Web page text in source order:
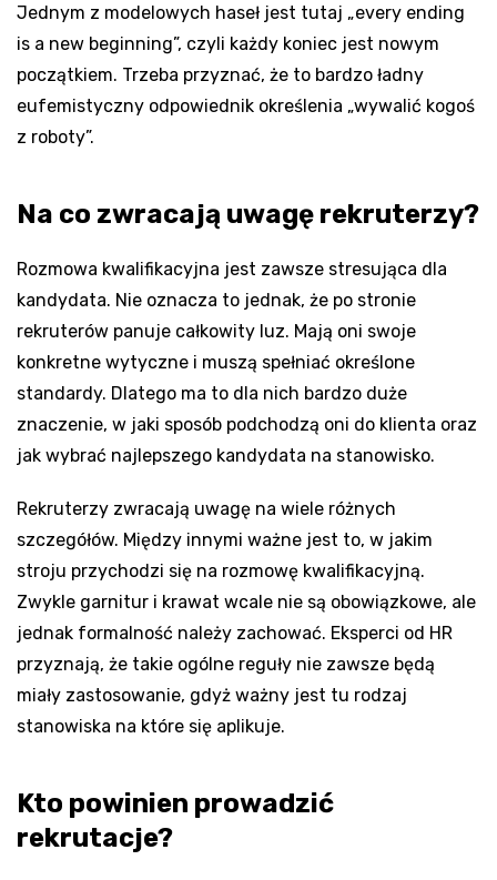
Jednym z modelowych haseł jest tutaj „every ending
is a new beginning”, czyli każdy koniec jest nowym
początkiem. Trzeba przyznać, że to bardzo ładny
eufemistyczny odpowiednik określenia „wywalić kogoś
z roboty”.
Na co zwracają uwagę rekruterzy?
Rozmowa kwalifikacyjna jest zawsze stresująca dla
kandydata. Nie oznacza to jednak, że po stronie
rekruterów panuje całkowity luz. Mają oni swoje
konkretne wytyczne i muszą spełniać określone
standardy. Dlatego ma to dla nich bardzo duże
znaczenie, w jaki sposób podchodzą oni do klienta oraz
jak wybrać najlepszego kandydata na stanowisko.
Rekruterzy zwracają uwagę na wiele różnych
szczegółów. Między innymi ważne jest to, w jakim
stroju przychodzi się na rozmowę kwalifikacyjną.
Zwykle garnitur i krawat wcale nie są obowiązkowe, ale
jednak formalność należy zachować. Eksperci od HR
przyznają, że takie ogólne reguły nie zawsze będą
miały zastosowanie, gdyż ważny jest tu rodzaj
stanowiska na które się aplikuje.
Kto powinien prowadzić
rekrutacje?